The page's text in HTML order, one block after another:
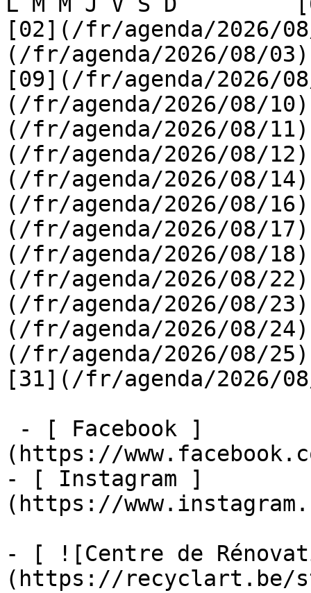
[02](/fr/agenda/2026/
(/fr/agenda/2026/08/
[09](/fr/agenda/2026/
(/fr/agenda/2026/08/
(/fr/agenda/2026/08/
(/fr/agenda/2026/08/
(/fr/agenda/2026/08/
(/fr/agenda/2026/08/
(/fr/agenda/2026/08/
(/fr/agenda/2026/08/
(/fr/agenda/2026/08/
(/fr/agenda/2026/08/
(/fr/agenda/2026/08/
(/fr/agenda/2026/08/
[31](/fr/agenda/
(https://
- [ Instagram ]
(https://
- [ ![Centre de
(https://recyclart.be/